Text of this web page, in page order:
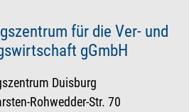
für die Ver- und
gGmbH
Duisburg
Rohwedder-Str. 70